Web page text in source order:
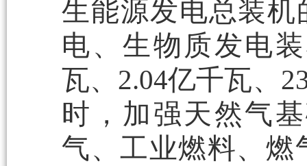
生能源发电总装机
电、生物质发电
瓦、2.04亿千瓦、
时，加强天然气
气、工业燃料、燃